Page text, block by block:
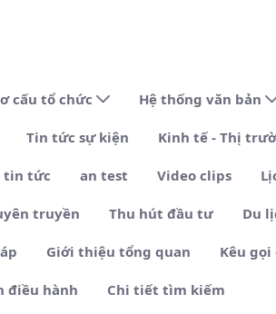
cấu tổ chức Hệ thống văn bản
Tin tức sự kiện Kinh tế - Thị
tin tức an test Video clips
truyền Thu hút đầu tư Du
Giới thiệu tổng quan Kêu
điều hành Chi tiết tìm kiếm